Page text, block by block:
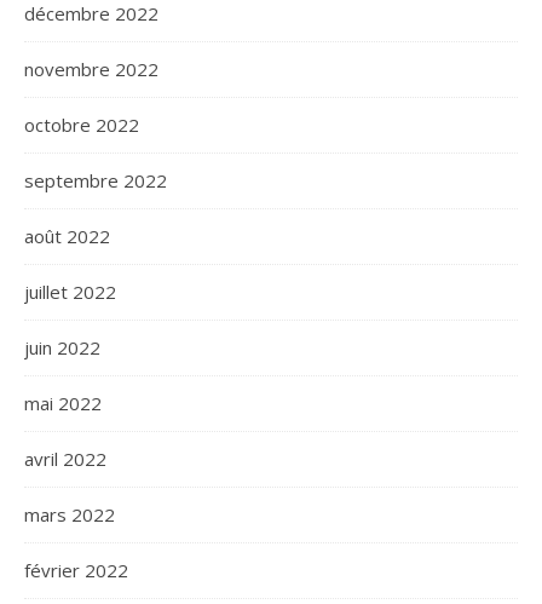
décembre 2022
novembre 2022
octobre 2022
septembre 2022
août 2022
juillet 2022
juin 2022
mai 2022
avril 2022
mars 2022
février 2022